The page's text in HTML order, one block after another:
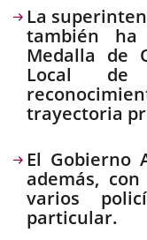
Descripción
La
también ha
Medalla de
Local de
trayectoria
El Gobierno
además,
varios
particular.